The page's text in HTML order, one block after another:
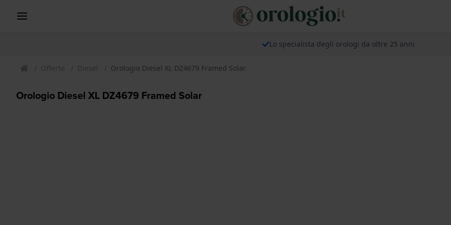
Lo specialista degli orologi da oltre 25 anni
Offerte Diesel Orologio Diesel XL DZ4679 Framed Solar
Orologio Diesel XL DZ4679 Framed Solar